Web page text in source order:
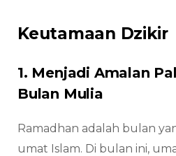
Keutamaan Dzikir
1. Menjadi Amalan
Bulan Mulia
Ramadhan adalah bulan
umat Islam. Di bulan ini,